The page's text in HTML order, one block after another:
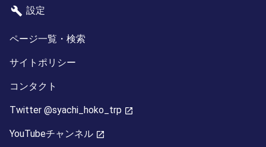
設定
ページ一覧・検索
サイトポリシー
コンタクト
Twitter @syachi_hoko_trp
YouTubeチャンネル